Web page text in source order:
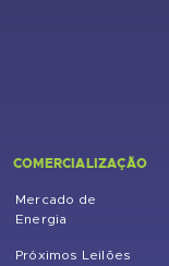
COMERCIALIZAÇÃO
Mercado de
Energia
Próximos Leilões